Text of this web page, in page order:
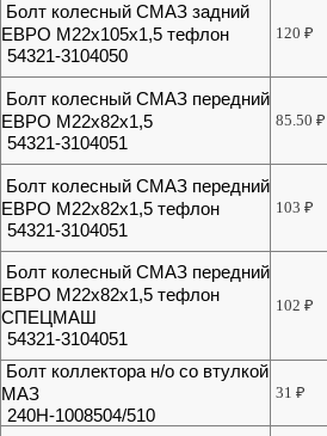
Болт колесный СМАЗ задний
ЕВРО М22х105х1,5 тефлон
54321-3104050
120₽
Болт колесный СМАЗ передний
ЕВРО М22х82х1,5
54321-3104051
85.50₽
Болт колесный СМАЗ передний
ЕВРО М22х82х1,5 тефлон
54321-3104051
103₽
Болт колесный СМАЗ передний
ЕВРО М22х82х1,5 тефлон
СПЕЦМАШ
54321-3104051
102₽
Болт коллектора н/о со втулкой
МАЗ
240Н-1008504/510
31₽